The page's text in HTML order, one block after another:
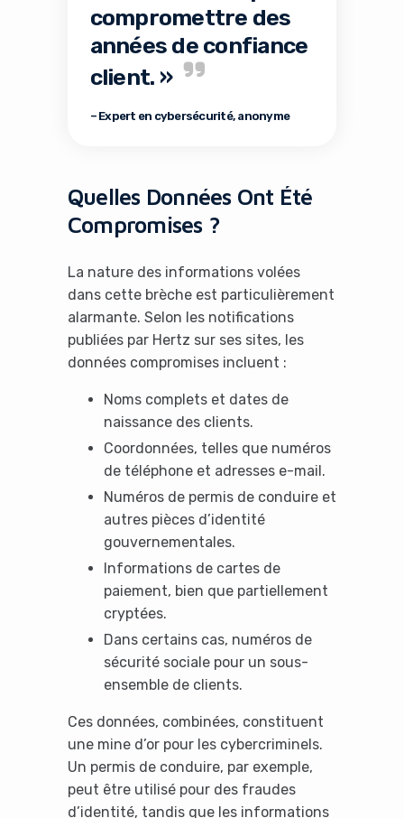
compromettre des
années de confiance
client. »
– Expert en cybersécurité, anonyme
Quelles Données Ont Été
Compromises ?
La nature des informations volées
dans cette brèche est particulièrement
alarmante. Selon les notifications
publiées par Hertz sur ses sites, les
données compromises incluent :
Noms complets et dates de
naissance des clients.
Coordonnées, telles que numéros
de téléphone et adresses e-mail.
Numéros de permis de conduire et
autres pièces d’identité
gouvernementales.
Informations de cartes de
paiement, bien que partiellement
cryptées.
Dans certains cas, numéros de
sécurité sociale pour un sous-
ensemble de clients.
Ces données, combinées, constituent
une mine d’or pour les cybercriminels.
Un permis de conduire, par exemple,
peut être utilisé pour des fraudes
d’identité, tandis que les informations